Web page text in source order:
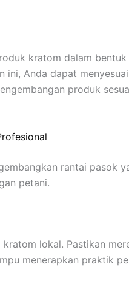
kratom dalam bentuk
ini, Anda dapat
produk
rantai pasok
petani.
lokal. Pastikan
menerapkan praktik